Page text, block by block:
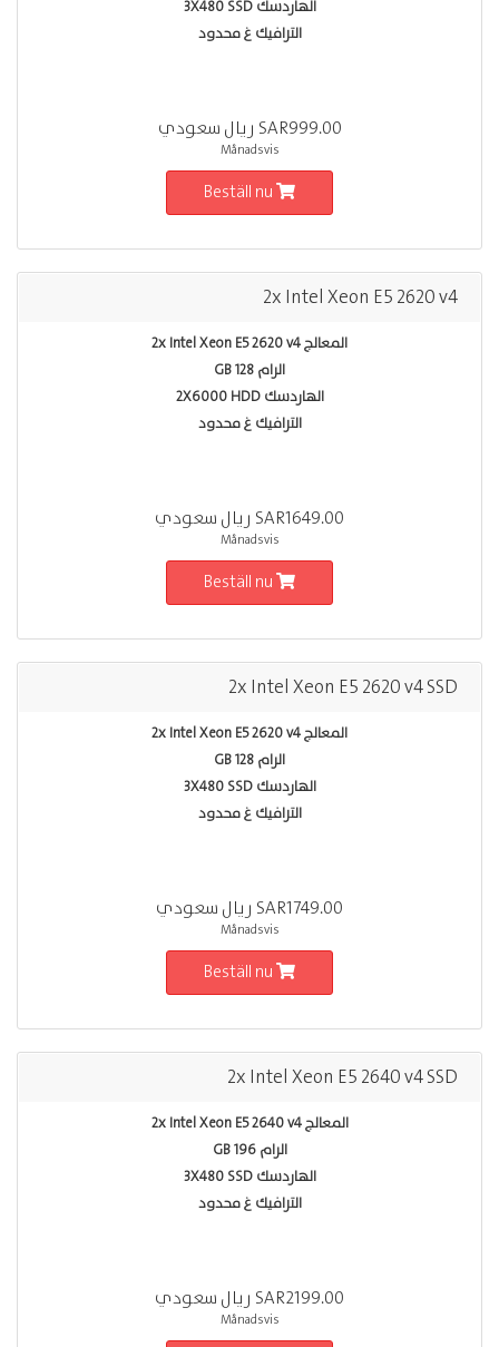
الهاردسك 3X480 SSD
الترافيك غ محدود
SAR999.00 ريال سعودي
Månadsvis
2x Intel Xeon E5 2620 v4
المعالج 2x Intel Xeon E5 2620 v4
الرام 128 GB
الهاردسك 2X6000 HDD
الترافيك غ محدود
SAR1649.00 ريال سعودي
Månadsvis
2x Intel Xeon E5 2620 v4 SSD
المعالج 2x Intel Xeon E5 2620 v4
الرام 128 GB
الهاردسك 3X480 SSD
الترافيك غ محدود
SAR1749.00 ريال سعودي
Månadsvis
2x Intel Xeon E5 2640 v4 SSD
المعالج 2x Intel Xeon E5 2640 v4
الرام 196 GB
الهاردسك 3X480 SSD
الترافيك غ محدود
SAR2199.00 ريال سعودي
Månadsvis